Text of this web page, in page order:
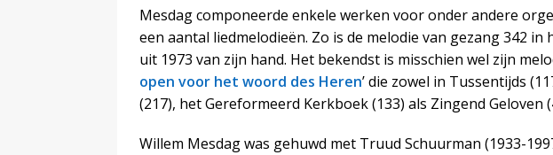
Mesdag componeerde enkele werken voor onder andere
een aantal liedmelodieën. Zo is de melodie van gezang 342
uit 1973 van zijn hand. Het bekendst is misschien wel zijn
open voor het woord des Heren’ die zowel in Tussentijds
(217), het Gereformeerd Kerkboek (133) als Zingend Geloven
Willem Mesdag was gehuwd met Truud Schuurman (1933-